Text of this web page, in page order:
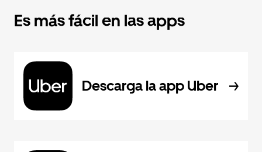
Es más fácil en las apps
Descarga la app Uber